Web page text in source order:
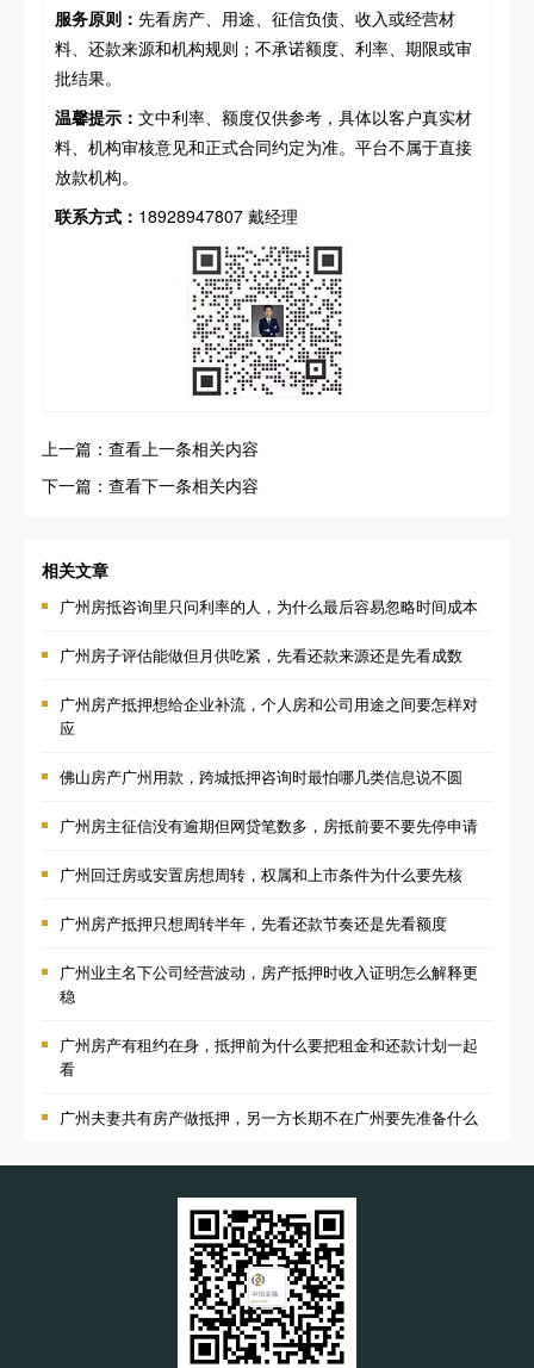
服务原则： 先看房产、用途、征信负债、收入或经营材
料、还款来源和机构规则；不承诺额度、利率、期限或审
批结果。
温馨提示： 文中利率、额度仅供参考，具体以客户真实材
料、机构审核意见和正式合同约定为准。平台不属于直接
放款机构。
联系方式： 18928947807 戴经理
上一篇：查看上一条相关内容
下一篇：查看下一条相关内容
相关文章
广州房抵咨询里只问利率的人，为什么最后容易忽略时间成本
广州房子评估能做但月供吃紧，先看还款来源还是先看成数
广州房产抵押想给企业补流，个人房和公司用途之间要怎样对
应
佛山房产广州用款，跨城抵押咨询时最怕哪几类信息说不圆
广州房主征信没有逾期但网贷笔数多，房抵前要不要先停申请
广州回迁房或安置房想周转，权属和上市条件为什么要先核
广州房产抵押只想周转半年，先看还款节奏还是先看额度
广州业主名下公司经营波动，房产抵押时收入证明怎么解释更
稳
广州房产有租约在身，抵押前为什么要把租金和还款计划一起
看
广州夫妻共有房产做抵押，另一方长期不在广州要先准备什么